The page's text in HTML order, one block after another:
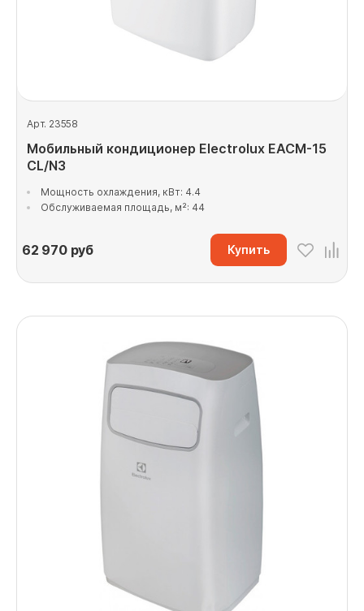
Арт. 23558
Мобильный кондиционер Electrolux EACM-15
CL/N3
Мощность охлаждения, кВт: 4.4
Обслуживаемая площадь, м²: 44
62 970руб Купить